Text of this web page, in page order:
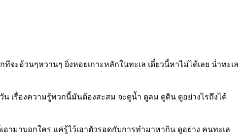
ะอ้วนๆหวานๆ ยิ่งหอยเกาะหลักในทะเล เดี๋ยวนี้หาไม่ได้เลย น่ำทะเล
เรื่องความรู้พวกนี้มันต้องสะสม จะดูน้ำ ดูลม ดูดิน ดูอย่างไรถึงได้
มาบอกใคร แค่รู้ไว้เอาตัวรอดกับการทำมาหากิน ดูอย่าง คนทะเล